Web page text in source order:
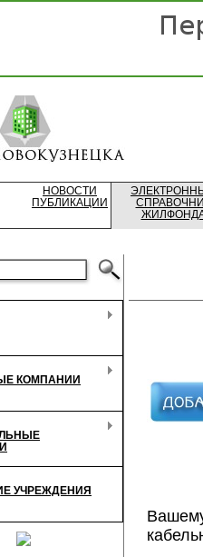
НОВОСТИ
ПУБЛИКАЦИИ
КОМПАНИИ
УЧРЕЖДЕНИЯ